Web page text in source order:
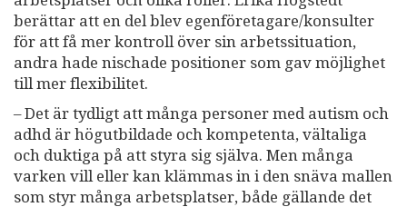
berättar att en del blev egenföretagare/konsulter
för att få mer kontroll över sin arbetssituation,
andra hade nischade positioner som gav möjlighet
till mer flexibilitet.
– Det är tydligt att många personer med autism och
adhd är högutbildade och kompetenta, vältaliga
och duktiga på att styra sig själva. Men många
varken vill eller kan klämmas in i den snäva mallen
som styr många arbetsplatser, både gällande det